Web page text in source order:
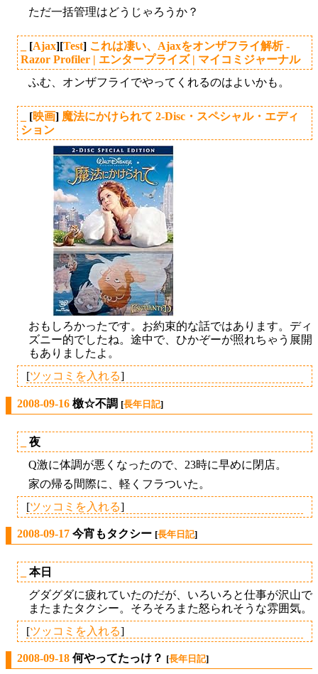
ただ一括管理はどうじゃろうか？
[Ajax][Test] これは凄い、Ajaxをオンザフライ解析 -
Razor Profiler | エンタープライズ | マイコミジャーナル
ふむ、オンザフライでやってくれるのはよいかも。
[映画] 魔法にかけられて 2-Disc・スペシャル・エディ
ション
おもしろかったです。お約束的な話ではあります。ディ
ズニー的でしたね。途中で、ひかぞーが照れちゃう展開
もありましたよ。
[ツッコミを入れる]
2008-09-16 檄☆不調 [長年日記]
夜
Q激に体調が悪くなったので、23時に早めに閉店。
家の帰る間際に、軽くフラついた。
[ツッコミを入れる]
2008-09-17 今宵もタクシー [長年日記]
本日
グダグダに疲れていたのだが、いろいろと仕事が沢山で
またまたタクシー。そろそろまた怒られそうな雰囲気。
[ツッコミを入れる]
2008-09-18 何やってたっけ？ [長年日記]